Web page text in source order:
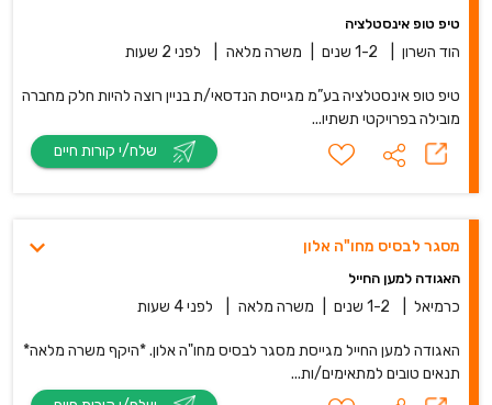
טיפ טופ אינסטלציה
הוד השרון 1-2 שנים משרה מלאה לפני 2 שעות
טיפ טופ אינסטלציה בע”מ מגייסת הנדסאי/ת בניין רוצה להיות חלק מחברה
מובילה בפרויקטי תשתיו...
מסגר לבסיס מחו"ה אלון
האגודה למען החייל
כרמיאל 1-2 שנים משרה מלאה לפני 4 שעות
האגודה למען החייל מגייסת מסגר לבסיס מחו"ה אלון. *היקף משרה מלאה*
תנאים טובים למתאימים/ות...